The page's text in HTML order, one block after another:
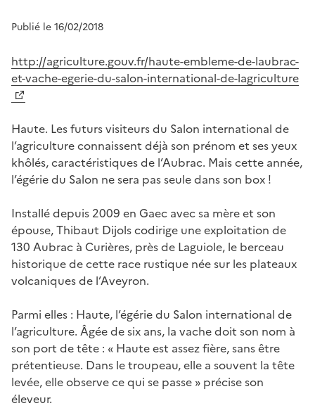
Publié le 16/02/2018
http://agriculture.gouv.fr/haute-embleme-de-laubrac-
et-vache-egerie-du-salon-international-de-lagriculture
Haute. Les futurs visiteurs du Salon international de
l’agriculture connaissent déjà son prénom et ses yeux
khôlés, caractéristiques de l’Aubrac. Mais cette année,
l’égérie du Salon ne sera pas seule dans son box !
Installé depuis 2009 en Gaec avec sa mère et son
épouse, Thibaut Dijols codirige une exploitation de
130 Aubrac à Curières, près de Laguiole, le berceau
historique de cette race rustique née sur les plateaux
volcaniques de l’Aveyron.
Parmi elles : Haute, l’égérie du Salon international de
l’agriculture. Âgée de six ans, la vache doit son nom à
son port de tête : « Haute est assez fière, sans être
prétentieuse. Dans le troupeau, elle a souvent la tête
levée, elle observe ce qui se passe » précise son
éleveur.